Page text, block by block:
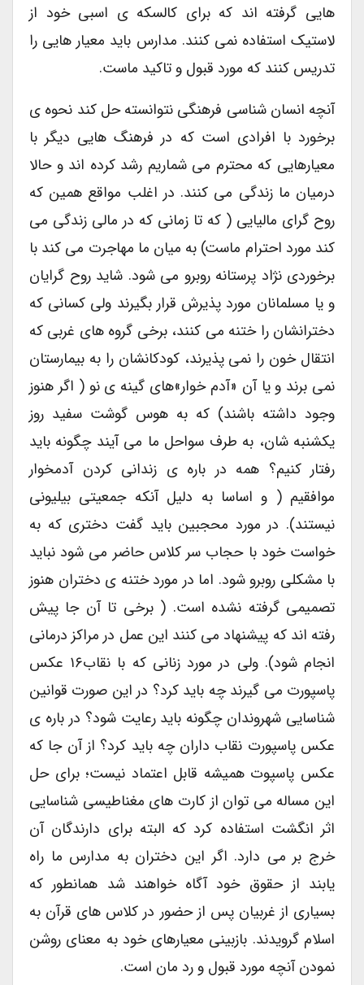
هایی گرفته اند که برای کالسکه ی اسبی خود از
لاستیک استفاده نمی کنند. مدارس باید معیار هایی را
تدریس کنند که مورد قبول و تاکید ماست.
آنچه انسان شناسی فرهنگی نتوانسته حل کند نحوه ی
برخورد با افرادی است که در فرهنگ هایی دیگر با
معیارهایی که محترم می شماریم رشد کرده اند و حالا
درمیان ما زندگی می کنند. در اغلب مواقع همین که
روح گرای مالیایی ( که تا زمانی که در مالی زندگی می
کند مورد احترام ماست) به میان ما مهاجرت می کند با
برخوردی نژاد پرستانه روبرو می شود. شاید روح گرایان
و یا مسلمانان مورد پذیرش قرار بگیرند ولی کسانی که
دخترانشان را ختنه می کنند، برخی گروه های غربی که
انتقال خون را نمی پذیرند، کودکانشان را به بیمارستان
نمی برند و یا آن «آدم خوار»های گینه ی نو ( اگر هنوز
وجود داشته باشند) که به هوس گوشت سفید روز
یکشنبه شان، به طرف سواحل ما می آیند چگونه باید
رفتار کنیم؟ همه در باره ی زندانی کردن آدمخوار
موافقیم ( و اساسا به دلیل آنکه جمعیتی بیلیونی
نیستند). در مورد محجبین باید گفت دختری که به
خواست خود با حجاب سر کلاس حاضر می شود نباید
با مشکلی روبرو شود. اما در مورد ختنه ی دختران هنوز
تصمیمی گرفته نشده است. ( برخی تا آن جا پیش
رفته اند که پیشنهاد می کنند این عمل در مراکز درمانی
انجام شود). ولی در مورد زنانی که با نقاب۱۶ عکس
پاسپورت می گیرند چه باید کرد؟ در این صورت قوانین
شناسایی شهروندان چگونه باید رعایت شود؟ در باره ی
عکس پاسپورت نقاب داران چه باید کرد‌؟ از آن جا که
عکس پاسپوت همیشه قابل اعتماد نیست؛ برای حل
این مساله می توان از کارت های مغناطیسی شناسایی
اثر انگشت استفاده کرد که البته برای دارندگان آن
خرج بر می دارد. اگر این دختران به مدارس ما راه
یابند از حقوق خود آگاه خواهند شد همانطور که
بسیاری از غربیان پس از حضور در کلاس های قرآن به
اسلام گرویدند. بازبینی معیارهای خود به معنای روشن
نمودن آنچه مورد قبول و رد مان است.